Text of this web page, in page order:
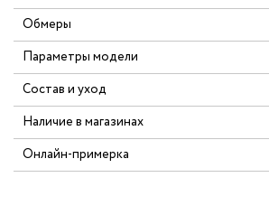
Обмеры
Параметры модели
Состав и уход
Наличие в магазинах
Онлайн-примерка